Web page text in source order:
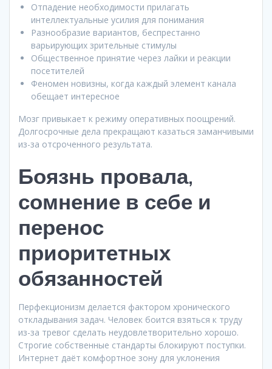
Отпадение необходимости прилагать
интеллектуальные усилия для понимания
Разнообразие вариантов, беспрестанно
варьирующих зрительные стимулы
Общественное принятие через лайки и реакции
посетителей
Феномен новизны, когда каждый элемент канала
обещает интересное
Мозг привыкает к режиму оперативных поощрений.
Долгосрочные дела прекращают казаться заманчивыми
из-за отсроченного результата.
Боязнь провала,
сомнение в себе и
перенос
приоритетных
обязанностей
Перфекционизм делается фактором хронического
откладывания задач. Человек боится взяться к труду
из-за тревог сделать неудовлетворительно хорошо.
Строгие собственные стандарты блокируют поступки.
Интернет даёт комфортное зону для уклонения